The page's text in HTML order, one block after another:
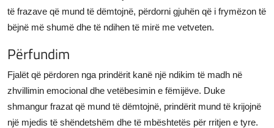
të frazave që mund të dëmtojnë, përdorni gjuhën që i frymëzon të
bëjnë më shumë dhe të ndihen të mirë me vetveten.
Përfundim
Fjalët që përdoren nga prindërit kanë një ndikim të madh në
zhvillimin emocional dhe vetëbesimin e fëmijëve. Duke
shmangur frazat që mund të dëmtojnë, prindërit mund të krijojnë
një mjedis të shëndetshëm dhe të mbështetës për rritjen e tyre.